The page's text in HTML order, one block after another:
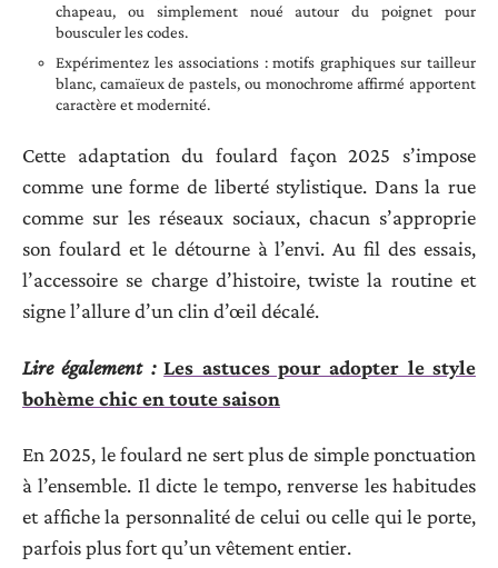
chapeau, ou simplement noué autour du poignet pour
bousculer les codes.
Expérimentez les associations : motifs graphiques sur tailleur
blanc, camaïeux de pastels, ou monochrome affirmé apportent
caractère et modernité.
Cette adaptation du foulard façon 2025 s’impose
comme une forme de liberté stylistique. Dans la rue
comme sur les réseaux sociaux, chacun s’approprie
son foulard et le détourne à l’envi. Au fil des essais,
l’accessoire se charge d’histoire, twiste la routine et
signe l’allure d’un clin d’œil décalé.
Lire également : Les astuces pour adopter le style
bohème chic en toute saison
En 2025, le foulard ne sert plus de simple ponctuation
à l’ensemble. Il dicte le tempo, renverse les habitudes
et affiche la personnalité de celui ou celle qui le porte,
parfois plus fort qu’un vêtement entier.